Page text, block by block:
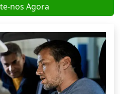
nos Agora